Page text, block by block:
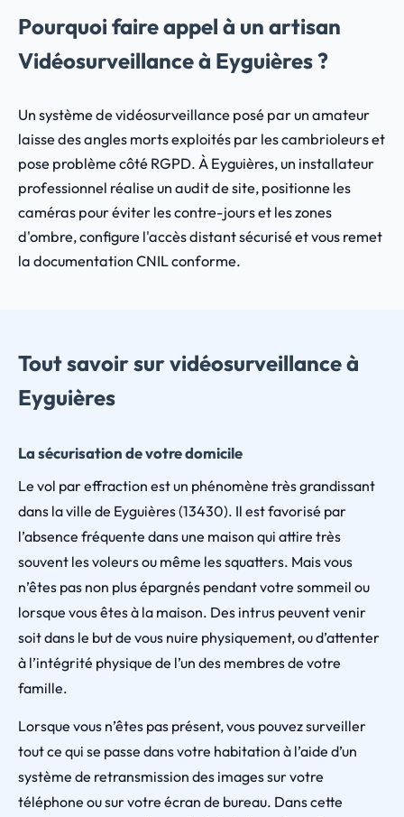
Pourquoi faire appel à un artisan
Vidéosurveillance à Eyguières ?
Un système de vidéosurveillance posé par un amateur
laisse des angles morts exploités par les cambrioleurs et
pose problème côté RGPD. À Eyguières, un installateur
professionnel réalise un audit de site, positionne les
caméras pour éviter les contre-jours et les zones
d'ombre, configure l'accès distant sécurisé et vous remet
la documentation CNIL conforme.
Tout savoir sur vidéosurveillance à
Eyguières
La sécurisation de votre domicile
Le vol par effraction est un phénomène très grandissant
dans la ville de Eyguières (13430). Il est favorisé par
l’absence fréquente dans une maison qui attire très
souvent les voleurs ou même les squatters. Mais vous
n’êtes pas non plus épargnés pendant votre sommeil ou
lorsque vous êtes à la maison. Des intrus peuvent venir
soit dans le but de vous nuire physiquement, ou d’attenter
à l’intégrité physique de l’un des membres de votre
famille.
Lorsque vous n’êtes pas présent, vous pouvez surveiller
tout ce qui se passe dans votre habitation à l’aide d’un
système de retransmission des images sur votre
téléphone ou sur votre écran de bureau. Dans cette